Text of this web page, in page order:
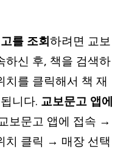
를 조회하려면 교보
하신 후, 책을 검색하
치를 클릭해서 책 재
니다. 교보문고 앱에
보문고 앱에 접속 →
치 클릭 → 매장 선택